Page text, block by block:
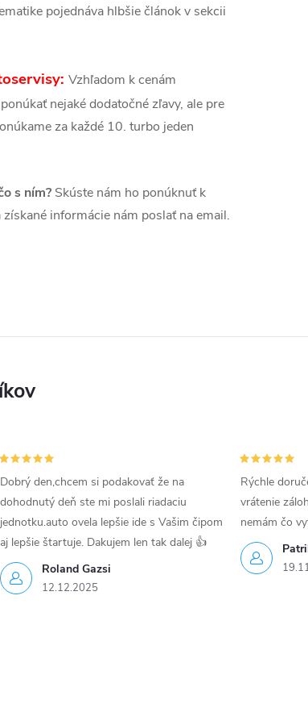
pojednáva hlbšie článok v sekcii
Vzhľadom k cenám
nejaké dodatočné zľavy, ale pre
za každé 10. turbo jeden
s ním? Skúste nám ho ponúknuť k
informácie nám poslať na email.
Roland Gazsi
12.12.2025
Dobrý den,chcem si podakovať že na
dohodnutý deň ste mi poslali riadaciu
jednotku.auto ovela lepšie ide s Vašim čipom
aj lepšie štartuje. Dakujem len tak dalej 👍
Rýchle
vrátenie
nemám čo